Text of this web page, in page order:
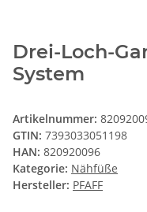
Drei-Loch-
System
Artikelnummer:
GTIN: 7393033051198
HAN: 820920096
Kategorie: Nähfüße
Hersteller: PFAFF